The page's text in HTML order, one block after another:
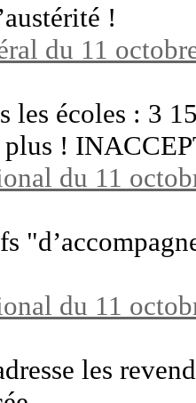
!
du 11
les écoles : 3
plus !
du 11
du 11
les